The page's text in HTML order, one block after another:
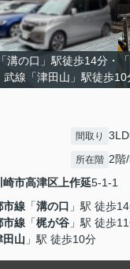
溝の口」駅徒歩14分・
武線「津田山」駅徒歩10
間取り
所在階 2階
崎市高津区 上作延5-1-1
市線 「溝の口 」駅 徒歩
市線 「梶が谷 」駅 徒歩
田山 」駅 徒歩10分